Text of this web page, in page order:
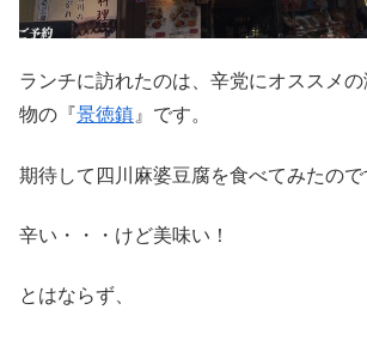
ランチに訪れたのは、辛党にオススメ
物の『景徳鎮 』です。
期待して四川麻婆豆腐を食べてみたので
辛い・・・けど美味い！
とはならず、